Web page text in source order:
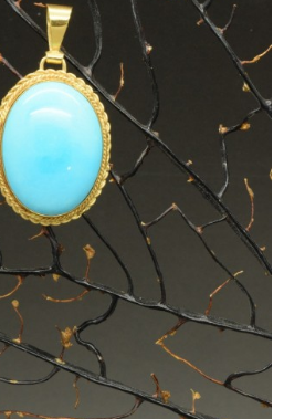
PRODOTTI
BLOG
CONTATTI